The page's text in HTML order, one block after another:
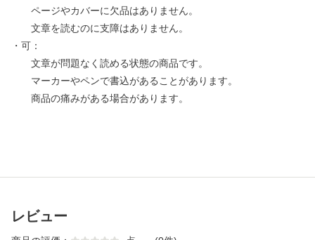
ページやカバーに欠品はありません。
文章を読むのに支障はありません。
・可：
文章が問題なく読める状態の商品です。
マーカーやペンで書込があることがあります。
商品の痛みがある場合があります。
レビュー